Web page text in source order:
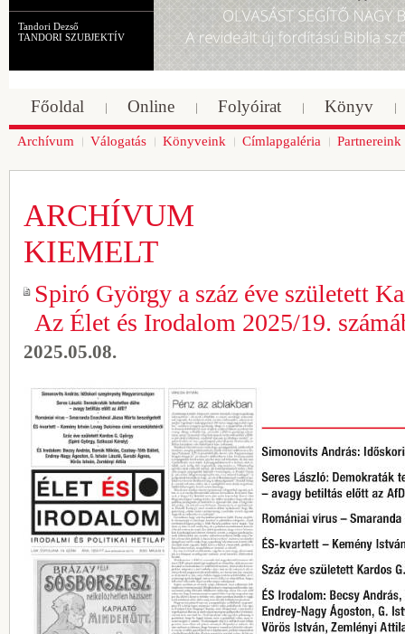
Tandori Dezső
TANDORI SZUBJEKTÍV
Főoldal Online Folyóirat Könyv
Archívum Válogatás Könyveink Címlapgaléria Partnereink
ARCHÍVUM
KIEMELT
Spiró György a száz éve született
Az Élet és Irodalom 2025/19.
2025.05.08.